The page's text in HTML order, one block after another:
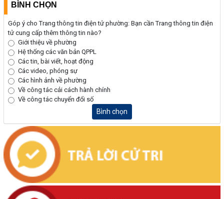
BÌNH CHỌN
Góp ý cho Trang thông tin điện tử phường: Bạn cần Trang thông tin điện
tử cung cấp thêm thông tin nào?
Giới thiệu về phường
Hệ thống các văn bản QPPL
Các tin, bài viết, hoạt động
Các video, phóng sự
Các hình ảnh về phường
Về công tác cải cách hành chính
Về công tác chuyển đổi số
Bình chọn